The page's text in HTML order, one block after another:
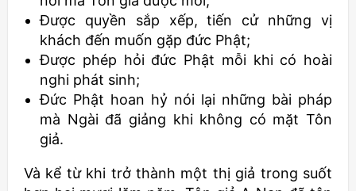
Ðược quyền sắp xếp, tiến cử những vị
khách đến muốn gặp đức Phật;
Ðược phép hỏi đức Phật mỗi khi có hoài
nghi phát sinh;
Ðức Phật hoan hỷ nói lại những bài pháp
mà Ngài đã giảng khi không có mặt Tôn
giả.
Và kể từ khi trở thành một thị giả trong suốt